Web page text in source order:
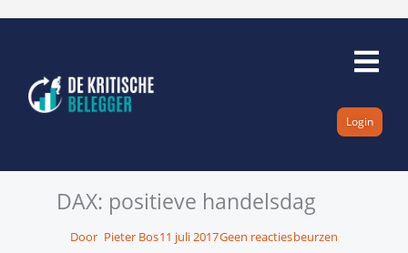
inhoud
Login
DAX: positieve handelsdag
Door Pieter Bos11 juli 2017Geen reactiesbeurzen